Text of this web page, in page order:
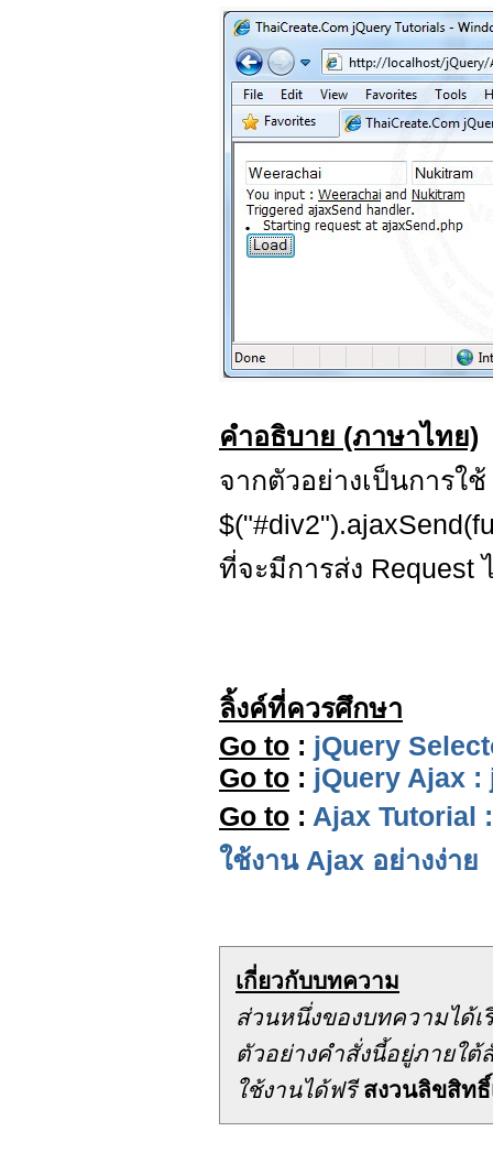
คำอธิบาย (ภาษาไทย)
จากตัวอย่างเป็นการใช้
ที่จะมีการส่ง Request
ลิ้งค์ที่ควรศึกษา
Go to : jQuery
Go to : jQuery Ajax :
Go to : Ajax Tutorial
ใช้งาน Ajax อย่างง่าย
เกี่ยวกับบทความ
ส่วนหนึ่งของบทความได้เ
ตัวอย่างคำสั่งนี้อยู่ภาย
ใช้งานได้ฟรีสงวนลิขสิทธิ์